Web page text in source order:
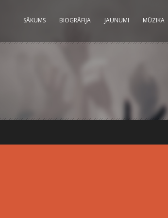
SĀKUMS BIOGRĀFIJA JAUNUMI MŪZIKA